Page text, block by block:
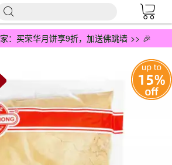
：买荣华月饼享9折，加送佛跳墙 >> 🎉